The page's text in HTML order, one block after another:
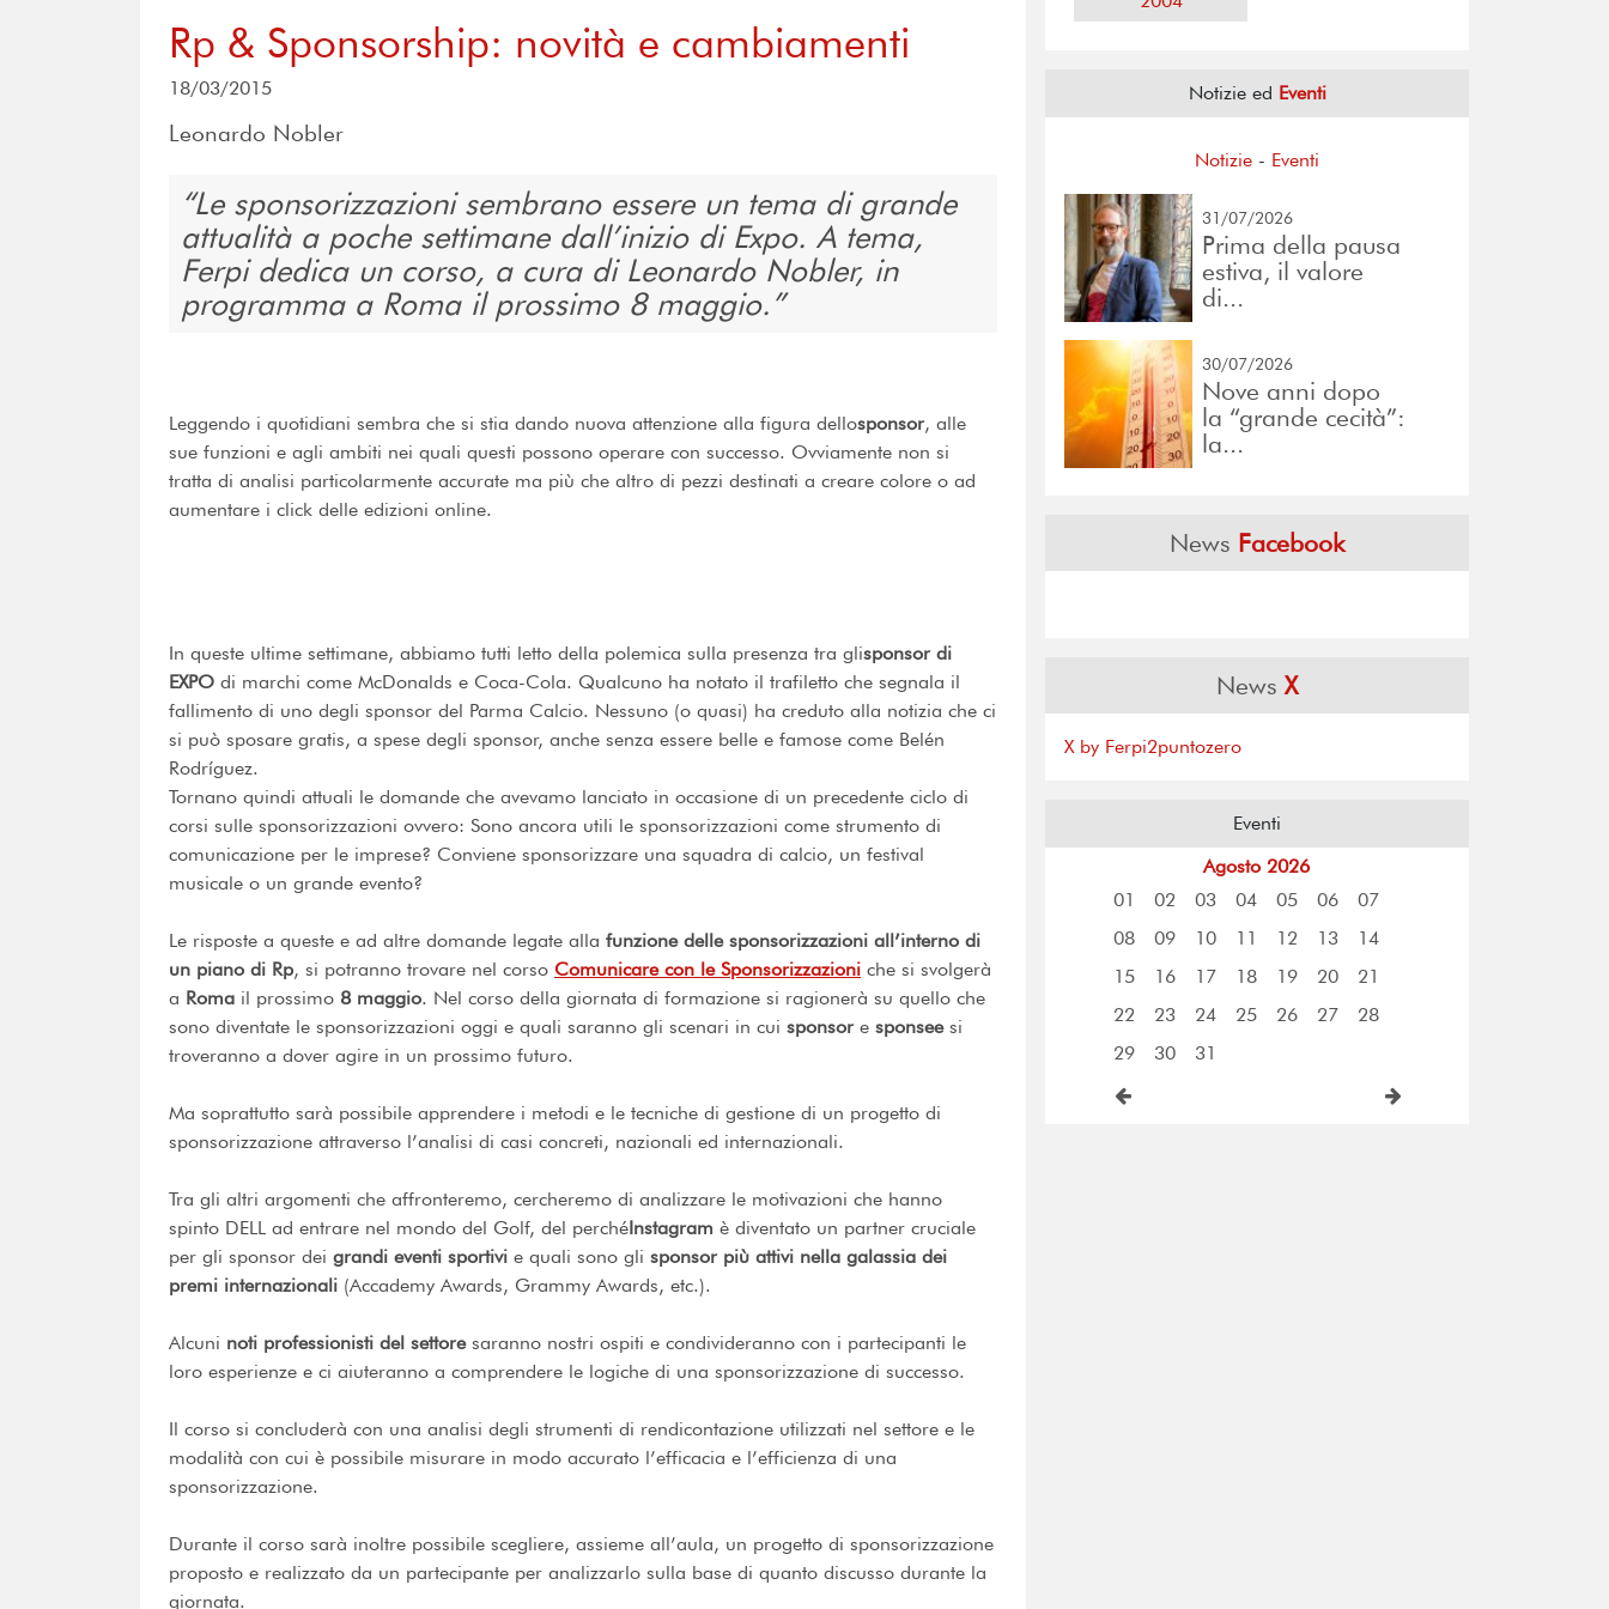
Rp & Sponsorship: novità e cambiamenti
18/03/2015
Leonardo Nobler
Le sponsorizzazioni sembrano essere un tema di grande
attualità a poche settimane dall’inizio di Expo. A tema,
Ferpi dedica un corso, a cura di Leonardo Nobler, in
programma a Roma il prossimo 8 maggio.
Leggendo i quotidiani sembra che si stia dando nuova attenzione alla figura dellosponsor, alle
sue funzioni e agli ambiti nei quali questi possono operare con successo. Ovviamente non si
tratta di analisi particolarmente accurate ma più che altro di pezzi destinati a creare colore o ad
aumentare i click delle edizioni online.
In queste ultime settimane, abbiamo tutti letto della polemica sulla presenza tra glisponsor di
EXPO di marchi come McDonalds e Coca-Cola. Qualcuno ha notato il trafiletto che segnala il
fallimento di uno degli sponsor del Parma Calcio. Nessuno (o quasi) ha creduto alla notizia che ci
si può sposare gratis, a spese degli sponsor, anche senza essere belle e famose come Belén
Rodríguez.
Tornano quindi attuali le domande che avevamo lanciato in occasione di un precedente ciclo di
corsi sulle sponsorizzazioni ovvero: Sono ancora utili le sponsorizzazioni come strumento di
comunicazione per le imprese? Conviene sponsorizzare una squadra di calcio, un festival
musicale o un grande evento?
Le risposte a queste e ad altre domande legate alla funzione delle sponsorizzazioni all’interno di
un piano di Rp, si potranno trovare nel corso Comunicare con le Sponsorizzazioni che si svolgerà
a Roma il prossimo 8 maggio. Nel corso della giornata di formazione si ragionerà su quello che
sono diventate le sponsorizzazioni oggi e quali saranno gli scenari in cui sponsore sponseesi
troveranno a dover agire in un prossimo futuro.
Ma soprattutto sarà possibile apprendere i metodi e le tecniche di gestione di un progetto di
sponsorizzazione attraverso l’analisi di casi concreti, nazionali ed internazionali.
Tra gli altri argomenti che affronteremo, cercheremo di analizzare le motivazioni che hanno
spinto DELL ad entrare nel mondo del Golf, del perchéInstagram è diventato un partner cruciale
per gli sponsor dei grandi eventi sportivi e quali sono gli sponsor più attivi nella galassia dei
premi internazionali (Accademy Awards, Grammy Awards, etc.).
Alcuni noti professionisti del settoresaranno nostri ospiti e condivideranno con i partecipanti le
loro esperienze e ci aiuteranno a comprendere le logiche di una sponsorizzazione di successo.
Il corso si concluderà con una analisi degli strumenti di rendicontazione utilizzati nel settore e le
modalità con cui è possibile misurare in modo accurato l’efficacia e l’efficienza di una
sponsorizzazione.
Durante il corso sarà inoltre possibile scegliere, assieme all’aula, un progetto di sponsorizzazione
proposto e realizzato da un partecipante per analizzarlo sulla base di quanto discusso durante la
giornata.
Notizie ed Eventi
Notizie - Eventi
31/07/2026
Prima della pausa
estiva, il valore
di...
30/07/2026
Nove anni dopo
la “grande cecità”:
la...
News Facebook
NewsX
X by Ferpi2puntozero
Eventi
Agosto 2026
01
02 03 04 05 06
07
08
09 10 11 12 13
14
15
16 17 18 19 20
21
22
23 24 25 26 27
28
29
30 31